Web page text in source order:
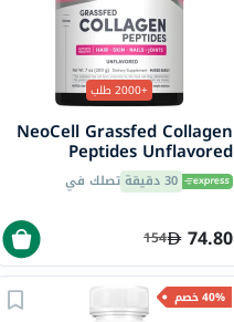
+2000 طلب
NeoCell Grassfed Collagen
Peptides Unflavored
Powder 200g
30 دقيقة تصلك في
74.80
154
40% خصم